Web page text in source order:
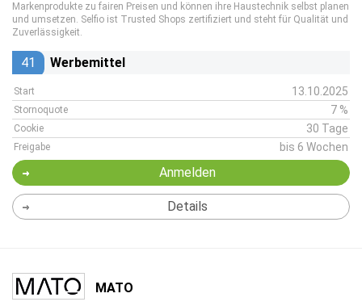
Markenprodukte zu fairen Preisen und können ihre Haustechnik selbst planen
und umsetzen. Selfio ist Trusted Shops zertifiziert und steht für Qualität und
Zuverlässigkeit.
41 Werbemittel
Start 13.10.2025
Stornoquote 7 %
Cookie 30 Tage
Freigabe bis 6 Wochen
Anmelden
Details
MATO